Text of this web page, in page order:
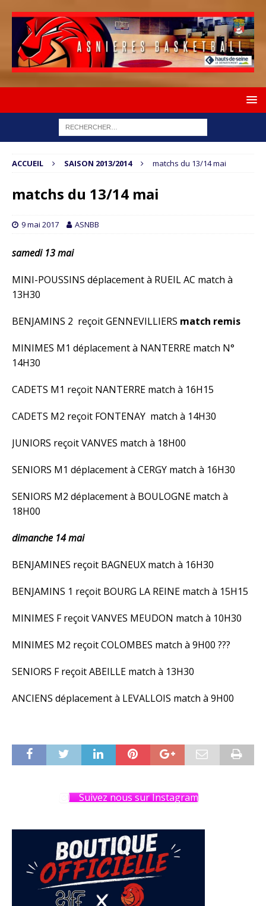
ACCUEIL SAISON 2013/2014 matchs du 13/14 mai
matchs du 13/14 mai
9 mai 2017 ASNBB
samedi 13 mai
MINI-POUSSINS déplacement à RUEIL AC match à
13H30
BENJAMINS 2 reçoit GENNEVILLIERS match remis
MINIMES M1 déplacement à NANTERRE match N°
14H30
CADETS M1 reçoit NANTERRE match à 16H15
CADETS M2 reçoit FONTENAY match à 14H30
JUNIORS reçoit VANVES match à 18H00
SENIORS M1 déplacement à CERGY match à 16H30
SENIORS M2 déplacement à BOULOGNE match à
18H00
dimanche 14 mai
BENJAMINES reçoit BAGNEUX match à 16H30
BENJAMINS 1 reçoit BOURG LA REINE match à 15H15
MINIMES F reçoit VANVES MEUDON match à 10H30
MINIMES M2 reçoit COLOMBES match à 9H00 ???
SENIORS F reçoit ABEILLE match à 13H30
ANCIENS déplacement à LEVALLOIS match à 9H00
Suivez nous sur Instagram